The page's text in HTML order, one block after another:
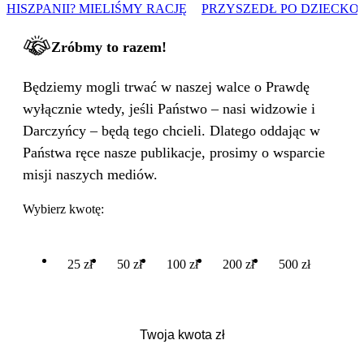
HISZPANII? MIELIŚMY RACJĘ
PRZYSZEDŁ PO DZIECKO
Zróbmy to razem!
Będziemy mogli trwać w naszej walce o Prawdę
wyłącznie wtedy, jeśli Państwo – nasi widzowie i
Darczyńcy – będą tego chcieli. Dlatego oddając w
Państwa ręce nasze publikacje, prosimy o wsparcie
misji naszych mediów.
Wybierz kwotę:
25 zł 50 zł 100 zł 200 zł 500 zł